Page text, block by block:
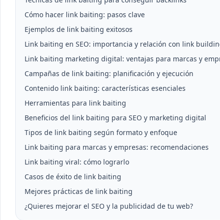
Cómo hacer link baiting: pasos clave
Ejemplos de link baiting exitosos
Link baiting en SEO: importancia y relación con link
Link baiting marketing digital: ventajas para marcas y
Campañas de link baiting: planificación y ejecución
Contenido link baiting: características esenciales
Herramientas para link baiting
Beneficios del link baiting para SEO y marketing digital
Tipos de link baiting según formato y enfoque
Link baiting para marcas y empresas: recomendaciones
Link baiting viral: cómo lograrlo
Casos de éxito de link baiting
Mejores prácticas de link baiting
¿Quieres mejorar el SEO y la publicidad de tu web?